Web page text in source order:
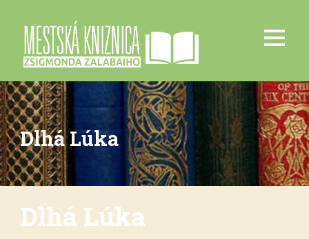
Dlhá Lúka
Dlhá Lúka